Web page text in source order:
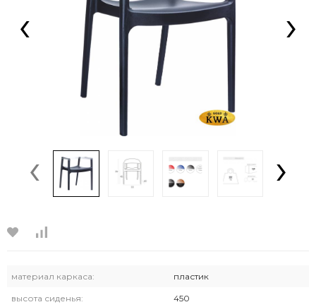
‹ ›
‹ ›
материал каркаса: пластик
высота сиденья: 450